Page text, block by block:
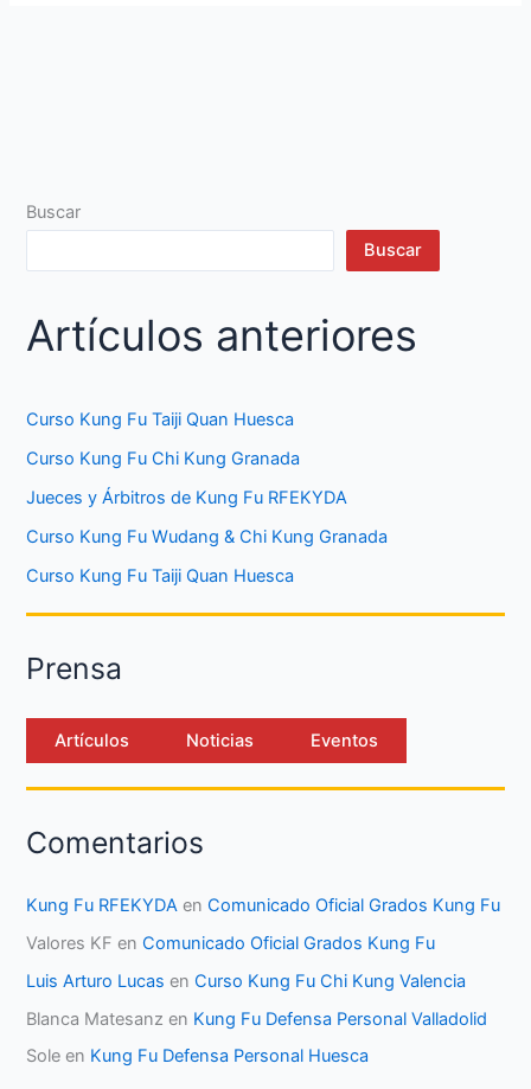
Buscar
Buscar
Artículos anteriores
Curso Kung Fu Taiji Quan Huesca
Curso Kung Fu Chi Kung Granada
Jueces y Árbitros de Kung Fu RFEKYDA
Curso Kung Fu Wudang & Chi Kung Granada
Curso Kung Fu Taiji Quan Huesca
Prensa
Artículos Noticias Eventos
Comentarios
Kung Fu RFEKYDA enComunicado Oficial Grados Kung Fu
Valores KF enComunicado Oficial Grados Kung Fu
Luis Arturo Lucas enCurso Kung Fu Chi Kung Valencia
Blanca Matesanz en Kung Fu Defensa Personal Valladolid
Sole en Kung Fu Defensa Personal Huesca